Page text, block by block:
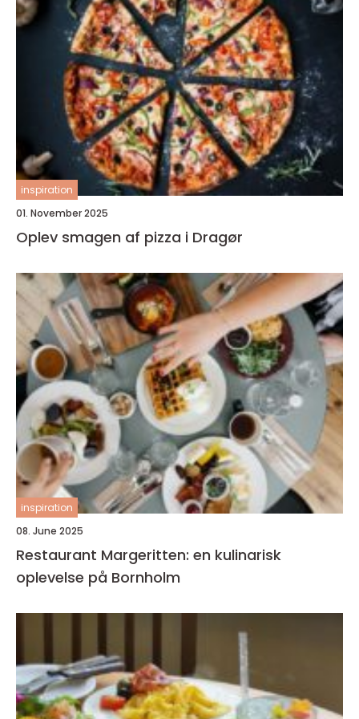
inspiration
01. November 2025
Oplev smagen af pizza i Dragør
inspiration
08. June 2025
Restaurant Margeritten: en kulinarisk
oplevelse på Bornholm